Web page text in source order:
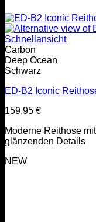
Schnellansicht
Carbon
Deep Ocean
Schwarz
ED-B2 Iconic
159,95 €
Moderne Reithose
glänzenden Details
NEW